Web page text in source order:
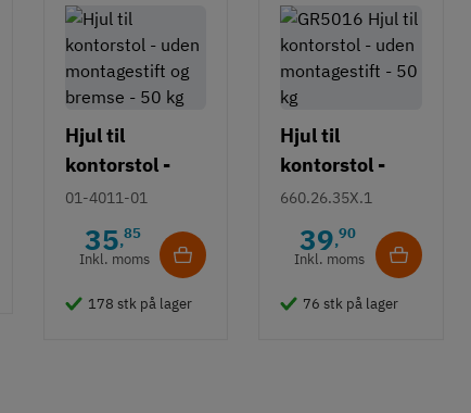
Hjul til
kontorstol -
uden
montagestift -
50 kg
01-4011-01
35,85
Inkl. moms
178 stk på lager
Hjul til
kontorstol -
uden
montagestift -
50 kg
660.26.35X.1
39,90
Inkl. moms
76 stk på lager